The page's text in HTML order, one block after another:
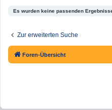
Es wurden keine passenden
Zur erweiterten Suche
Foren-Übersicht